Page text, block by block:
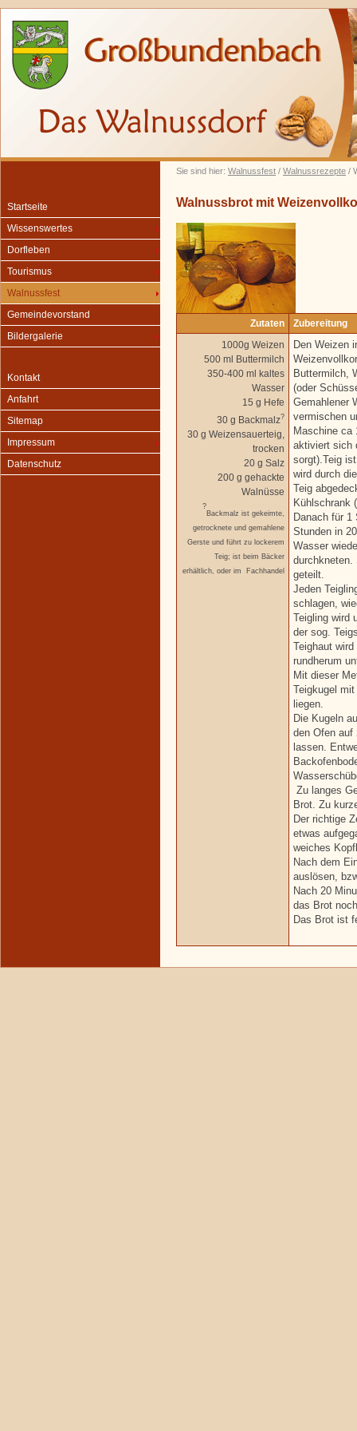
Sie sind hier: Walnussfest / Walnussrezepte /
Startseite
Wissenswertes
Dorfleben
Tourismus
Walnussfest
Gemeindevorstand
Bildergalerie
Kontakt
Anfahrt
Sitemap
Impressum
Datenschutz
Walnussbrot mit
Zutaten
Zubereitung
1000g Weizen
500 ml Buttermilch
350-400 ml kaltes
Wasser
15 g Hefe
30 g Backmalz?
30 g Weizensauerteig,
trocken
20 g Salz
200 g gehackte
Walnüsse
?
Backmalz ist gekeimte,
getrocknete und gemahlene
Gerste und führt zu lockerem
Teig; ist beim Bäcker
erhältlich, oder im
Fachhandel
Den Weizen
Buttermilch,
(oder
Gemahlener
vermischen
Maschine ca
aktiviert sich
sorgt).Teig
wird durch
Teig
Kühlschrank
Danach für 1
Stunden in
Wasser
durchkneten.
geteilt.
Jeden
schlagen,
Teigling
der sog.
Teighaut
rundherum
Mit dieser
Teigkugel
liegen.
Die Kugeln
den Ofen auf
lassen.
Zu langes
Brot. Zu
Der richtige
etwas
weiches
Nach dem
auslösen,
Nach 20
das Brot
Das Brot ist